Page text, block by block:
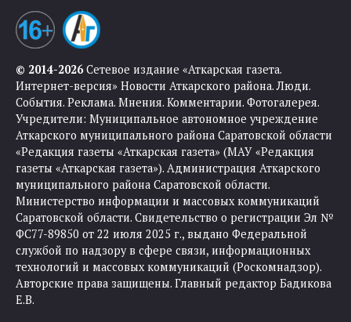
© 2014-2026Сетевое издание «Аткарская газета.
Интернет-версия» Новости Аткарского района. Люди.
События. Реклама. Мнения. Комментарии. Фотогалерея.
Учредители: Муниципальное автономное учреждение
Аткарского муниципального района Саратовской области
«Редакция газеты «Аткарская газета» (МАУ «Редакция
газеты «Аткарская газета»). Администрация Аткарского
муниципального района Саратовской области.
Министерство информации и массовых коммуникаций
Саратовской области. Свидетельство о регистрации Эл №
ФС77-89850 от 22 июля 2025 г., выдано Федеральной
службой по надзору в сфере связи, информационных
технологий и массовых коммуникаций (Роскомнадзор).
Авторские права защищены. Главный редактор Бадикова
Е.В.